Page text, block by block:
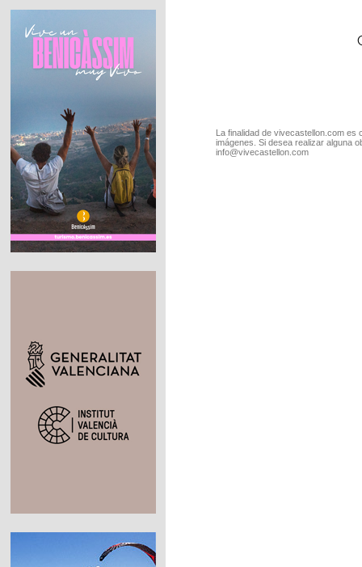
La finalidad de vivecastellon.com
imágenes. Si desea realizar alguna
info@vivecastellon.com